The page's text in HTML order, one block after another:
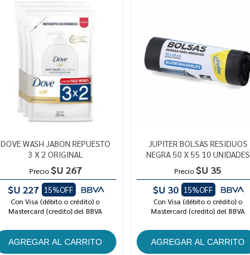
DOVE WASH JABON REPUESTO
3 X 2 ORIGINAL
Precio $U 267
$U 227 15%OFF
Con Visa (débito o crédito) o
Mastercard (credito) del BBVA
JUPITER BOLSAS RESIDUOS
NEGRA 50 X 55 10 UNIDADES
Precio $U 35
$U 30 15%OFF
Con Visa (débito o crédito) o
Mastercard (credito) del BBVA